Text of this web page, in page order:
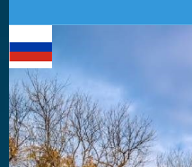
ГЛАВНАЯ